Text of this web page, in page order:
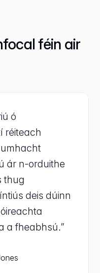
féin air
ó
réiteach
ár n-orduithe
thug
deis dúinn
a fheabhsú.”